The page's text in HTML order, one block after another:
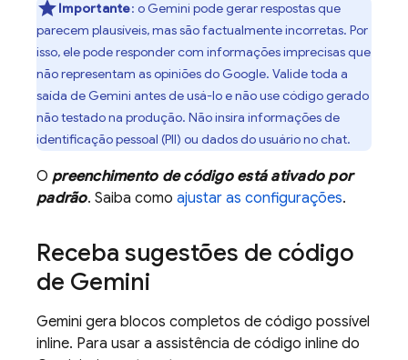
Importante: o Gemini pode gerar respostas que
parecem plausíveis, mas são factualmente incorretas. Por
isso, ele pode responder com informações imprecisas que
não representam as opiniões do Google. Valide toda a
saída de Gemini antes de usá-lo e não use código gerado
não testado na produção. Não insira informações de
identificação pessoal (PII) ou dados do usuário no chat.
O preenchimento de código está ativado por
padrão. Saiba como ajustar as configurações.
Receba sugestões de código
de Gemini
Gemini gera blocos completos de código possível
inline. Para usar a assistência de código inline do